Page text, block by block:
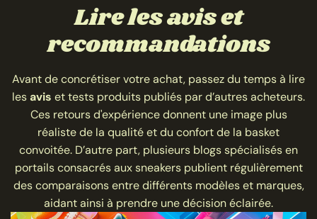
Lire les avis et
recommandations
Avant de concrétiser votre achat, passez du temps à lire
lesavis et tests produits publiés par d’autres acheteurs.
Ces retours d'expérience donnent une image plus
réaliste de la qualité et du confort de la basket
convoitée. D’autre part, plusieurs blogs spécialisés en
portails consacrés aux sneakers publient régulièrement
des comparaisons entre différents modèles et marques,
aidant ainsi à prendre une décision éclairée.